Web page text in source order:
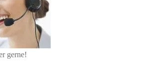
gerne!